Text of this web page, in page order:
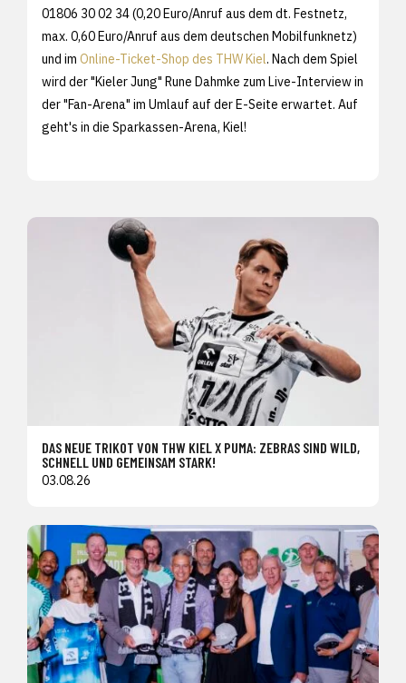
01806 30 02 34 (0,20 Euro/Anruf aus dem dt. Festnetz,
max. 0,60 Euro/Anruf aus dem deutschen Mobilfunknetz)
und im Online-Ticket-Shop des THW Kiel. Nach dem Spiel
wird der "Kieler Jung" Rune Dahmke zum Live-Interview in
der "Fan-Arena" im Umlauf auf der E-Seite erwartet. Auf
geht's in die Sparkassen-Arena, Kiel!
DAS NEUE TRIKOT VON THW KIEL X PUMA: ZEBRAS SIND WILD,
SCHNELL UND GEMEINSAM STARK!
03.08.26